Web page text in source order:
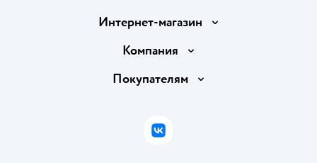
Интернет-магазин
Доставка и оплата
Правила продажи
Политика использования файлов cookie
Компания
Вакансии
Покупателям
Бонусные карты
ВКонтакте